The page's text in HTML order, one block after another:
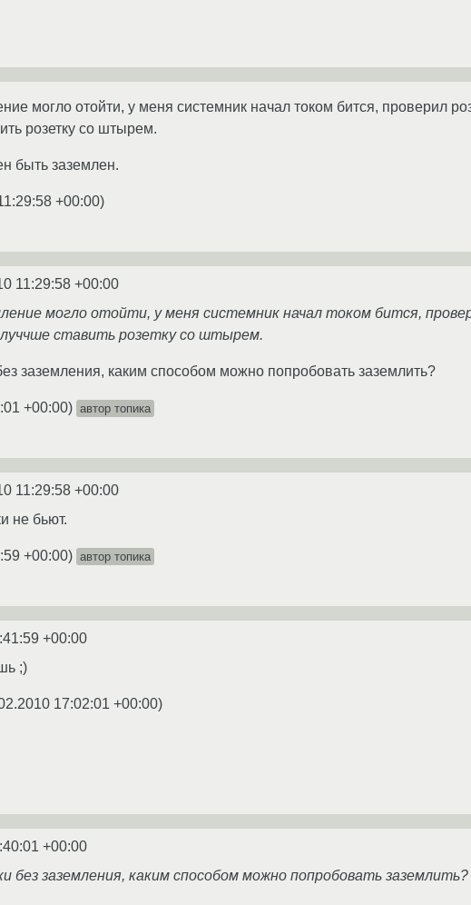
могло отойти, у меня системник начал током бится, проверил
розетку со штырем.
быть заземлен.
+00:00)
11:29:58 +00:00
могло отойти, у меня системник начал током бится,
луччше ставить розетку со штырем.
заземления, каким способом можно попробовать заземлить?
+00:00) автор топика
11:29:58 +00:00
не бьют.
+00:00) автор топика
+00:00
;)
17:02:01 +00:00)
+00:00
без заземления, каким способом можно попробовать заземлить?